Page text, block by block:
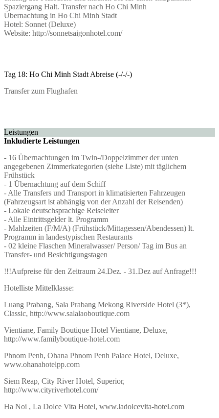
Spaziergang Halt. Transfer nach Ho Chi Minh
Übernachtung in Ho Chi Minh Stadt
Hotel: Sonnet (Deluxe)
Website: http://sonnetsaigonhotel.com/
Tag 18: Ho Chi Minh Stadt Abreise (-/-/-)
Transfer zum Flughafen
Leistungen
Inkludierte Leistungen
- 16 Übernachtungen im Twin-/Doppelzimmer der unten
angegebenen Zimmerkategorien (siehe Liste) mit täglichem
Frühstück
- 1 Übernachtung auf dem Schiff
- Alle Transfers und Transport in klimatisierten Fahrzeugen
(Fahrzeugsart ist abhängig von der Anzahl der Reisenden)
- Lokale deutschsprachige Reiseleiter
- Alle Eintrittsgelder lt. Programm
- Mahlzeiten (F/M/A) (Frühstück/Mittagessen/Abendessen) lt.
Programm in landestypischen Restaurants
- 02 kleine Flaschen Mineralwasser/ Person/ Tag im Bus an
Transfer- und Besichtigungstagen
!!!Aufpreise für den Zeitraum 24.Dez. - 31.Dez auf Anfrage!!!
Hotelliste Mittelklasse:
Luang Prabang, Sala Prabang Mekong Riverside Hotel (3*),
Classic, http://www.salalaoboutique.com
Vientiane, Family Boutique Hotel Vientiane, Deluxe,
http://www.familyboutique-hotel.com
Phnom Penh, Ohana Phnom Penh Palace Hotel, Deluxe,
www.ohanahotelpp.com
Siem Reap, City River Hotel, Superior,
http://www.cityriverhotel.com/
Ha Noi , La Dolce Vita Hotel, www.ladolcevita-hotel.com